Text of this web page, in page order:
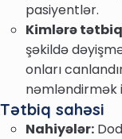
pasiyentlər.
Kimlərə
şəkildə
onları
nəmləndirmək
Tətbiq sahəsi
Nahiyələr: